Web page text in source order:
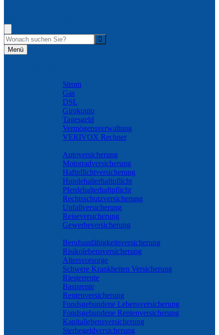
Menü
Strom
Gas
DSL
Girokonto
Tagesgeld
Vermögensverwaltung
VERIVOX Rechner
Autoversicherung
Motorradversicherung
Haftpflichtversicherung
Hundehalterhaftpflicht
Pferdehalterhaftpflicht
Rechtsschutzversicherung
Unfallversicherung
Reiseversicherung
Gewerbeversicherung
Berufs­unfähigkeitsversicherung
Risikolebensversicherung
Altersvorsorge
Schwere Krankheiten Versicherung
Riesterrente
Basisrente
Rentenversicherung
Fondsgebundene Lebensversicherung
Fondsgebundene Rentenversicherung
Kapitallebensversicherung
Sterbegeldversicherung